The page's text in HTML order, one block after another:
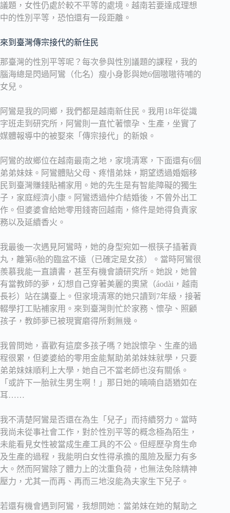
議題，女性仍處於較不平等的處境。越南若要達成理想
中的性別平等，恐怕還有一段距離。
來到臺灣傳宗接代的新住民
那臺灣的性別平等呢？每次參與性別議題的課程，我的
腦海總是閃過阿鸞（化名）瘦小身影與她6個嗷嗷待哺的
女兒。
阿鸞是我的同鄉，我們都是越南新住民。我用18年從識
字班走到研究所，阿鸞則一直忙著懷孕、生產，坐實了
媒體報導中的被娶來「傳宗接代」的新娘。
阿鸞的故鄉位在越南最南之地，家境清寒，下面還有6個
弟弟妹妹。阿鸞體貼父母、疼惜弟妹，期望透過婚姻移
民到臺灣賺錢貼補家用。她的先生是有智能障礙的獨生
子，家庭經濟小康。阿鸞透過仲介結婚後，不曾外出工
作。但婆婆會給她零用錢寄回越南，條件是她得負責家
務以及延續香火。
我最後一次遇見阿鸞時，她的身型宛如一根筷子插著貢
丸，離第6胎的臨盆不遠（已確定是女孩）。當時阿鸞很
羨慕我能一直讀書，甚至有機會讀研究所。她說，她曾
有當教師的夢，幻想自己穿著美麗的奧黛（áodài，越南
長衫）站在講臺上。但家境清寒的她只讀到7年級，接著
輟學打工貼補家用。來到臺灣則忙於家務、懷孕、照顧
孩子，教師夢已被現實磨得所剩無幾。
我曾問她，喜歡有這麼多孩子嗎？她說懷孕、生產的過
程很累，但婆婆給的零用金能幫助弟弟妹妹就學，只要
弟弟妹妹順利上大學，她自己不當老師也沒有關係。
「或許下一胎就生男生啊！」那日她的喃喃自語猶如在
耳……
我不清楚阿鸞是否還在為生「兒子」而持續努力。當時
我尚未從事社會工作，對於性別平等的概念極為陌生，
未能看見女性被當成生產工具的不公。但經歷孕育生命
及生產的過程，我能明白女性得承擔的風險及壓力有多
大。然而阿鸞除了體力上的沈重負荷，也無法免除精神
壓力，尤其一而再、再而三地沒能為夫家生下兒子。
若還有機會遇到阿鸞，我想問她：當弟妹在她的幫助之